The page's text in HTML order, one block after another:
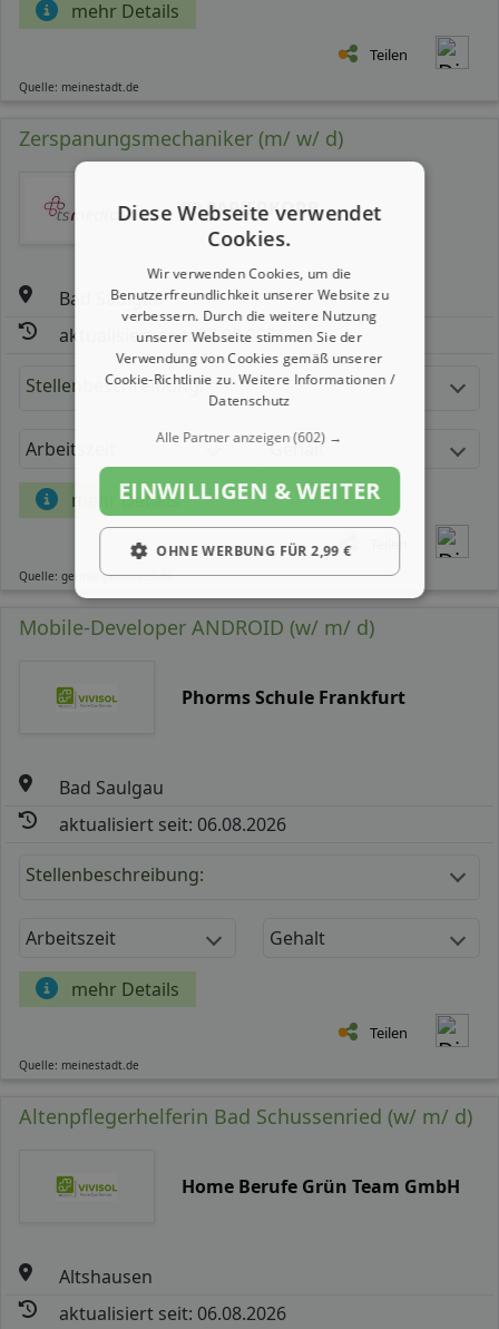
mehr Details
Teilen
Quelle: meinestadt.de
Zerspanungsmechaniker (m/ w/ d)
00 PAPIERKORB
Bad Saulgau
aktualisiert seit: 07.08.2026
Stellenbeschreibung:
Arbeitszeit Gehalt
mehr Details
Quelle: germanpersonnel.de
Mobile-Developer ANDROID (w/ m/ d)
Phorms Schule Frankfurt
Bad Saulgau
aktualisiert seit: 06.08.2026
Stellenbeschreibung:
Arbeitszeit Gehalt
mehr Details
Teilen
Quelle: meinestadt.de
Altenpflegerhelferin Bad Schussenried (w/ m/ d)
Home Berufe Grün Team GmbH
Altshausen
aktualisiert seit: 06.08.2026
Diese Webseite verwendet
Cookies.
Wir verwenden Cookies, um die
Benutzerfreundlichkeit unserer Website zu
verbessern. Durch die weitere Nutzung
unserer Webseite stimmen Sie der
Verwendung von Cookies gemäß unserer
Cookie-Richtlinie zu.Weitere Informationen /
Datenschutz
Alle Partner anzeigen(602) →
EINWILLIGEN & WEITER
OHNE WERBUNG FÜR 2,99 €